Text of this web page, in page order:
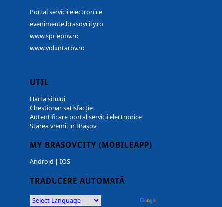
Portal servicii electronice
evenimente.brasovcity.ro
www.spclepbv.ro
www.voluntarbv.ro
UTIL
Harta sitului
Chestionar satisfacție
Autentificare portal servicii electronice
Starea vremii in Brașov
MY BRASOVCITY (MOBILEAPP)
Android | IOS
TRADUCERE AUTOMATĂ